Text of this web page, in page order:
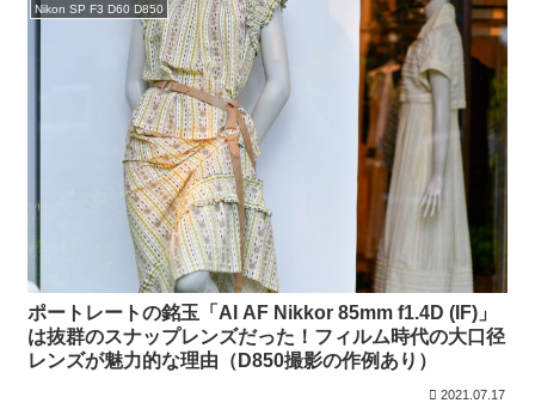
Nikon SP F3 D60 D850
ポートレートの銘玉「AI AF Nikkor 85mm f1.4D (IF)」
は抜群のスナップレンズだった！フィルム時代の大口径
レンズが魅力的な理由（D850撮影の作例あり）
2021.07.17